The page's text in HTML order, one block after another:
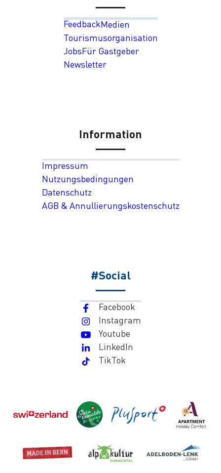
FeedbackMedien
Tourismusorganisation
JobsFür Gastgeber
Newsletter
Information
Impressum
Nutzungsbedingungen
Datenschutz
AGB & Annullierungskostenschutz
#Social
Facebook
Instagram
Youtube
LinkedIn
TikTok